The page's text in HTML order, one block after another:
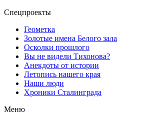
Спецпроекты
Геометка
Золотые имена Белого зала
Осколки прошлого
Вы не видели Тихонова?
Анекдоты от истории
Летопись нашего края
Наши люди
Хроники Сталинграда
Меню